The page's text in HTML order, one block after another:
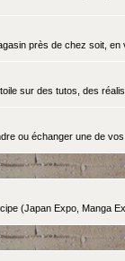
près de chez soit, en
sur des tutos, des
ou échanger une de
(Japan Expo, Manga